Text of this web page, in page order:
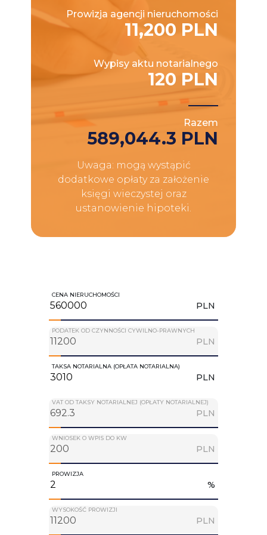
Prowizja agencji nieruchomości
11,200 PLN
Wypisy aktu notarialnego
120 PLN
Razem
589,044.3 PLN
Uwaga: mogą wystąpić
dodatkowe opłaty za założenie
księgi wieczystej oraz
ustanowienie hipoteki.
CENA NIERUCHOMOŚCI
PLN
PODATEK OD CZYNNOŚCI CYWILNO-PRAWNYCH
PLN
TAKSA NOTARIALNA (OPŁATA NOTARIALNA)
PLN
VAT OD TAKSY NOTARIALNEJ (OPŁATY NOTARIALNEJ)
PLN
WNIOSEK O WPIS DO KW
PLN
PROWIZJA
%
WYSOKOŚĆ PROWIZJI
PLN